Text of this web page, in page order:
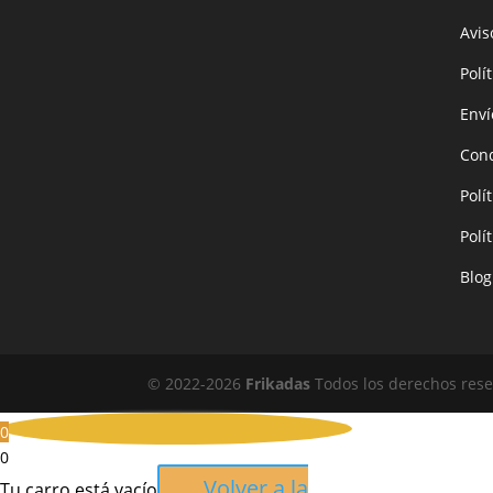
© 2022-2026 Frikadas Todos los derechos
0
0